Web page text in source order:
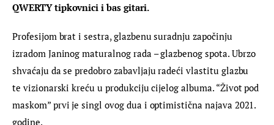
QWERTY tipkovnici i bas gitari.
Profesijom brat i sestra, glazbenu suradnju započinju
izradom Janinog maturalnog rada – glazbenog spota. Ubrzo
shvaćaju da se predobro zabavljaju radeći vlastitu glazbu
te vizionarski kreću u produkciju cijelog albuma. “Život pod
maskom” prvi je singl ovog dua i optimistična najava 2021.
godine.